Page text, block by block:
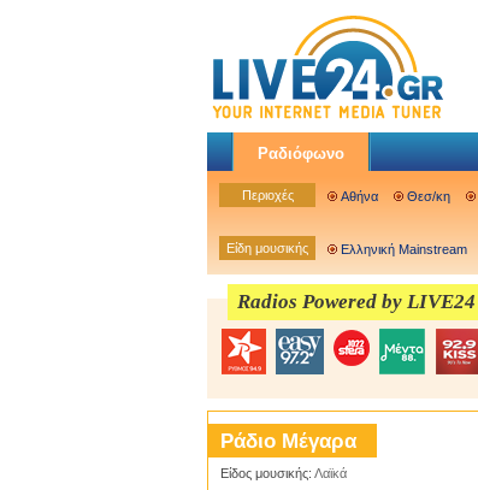
Ραδιόφωνο
Περιοχές Αθήνα Θεσ/κη
Είδη μουσικής Ελληνική Mainstream
Radios Powered by LIVE24
Ράδιο Μέγαρα
Είδος μουσικής: Λαϊκά